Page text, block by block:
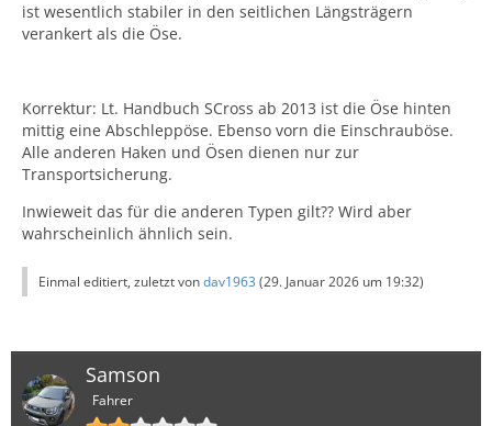
ist wesentlich stabiler in den seitlichen Längsträgern
verankert als die Öse.
Korrektur: Lt. Handbuch SCross ab 2013 ist die Öse hinten
mittig eine Abschleppöse. Ebenso vorn die Einschrauböse.
Alle anderen Haken und Ösen dienen nur zur
Transportsicherung.
Inwieweit das für die anderen Typen gilt?? Wird aber
wahrscheinlich ähnlich sein.
Einmal editiert, zuletzt vondav1963 (29. Januar 2026 um 19:32)
Samson
Fahrer